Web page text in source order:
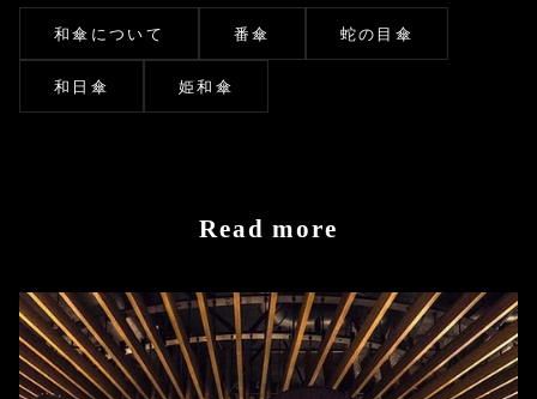
和傘について 番傘 蛇の目傘
和日傘 姫和傘
Read more